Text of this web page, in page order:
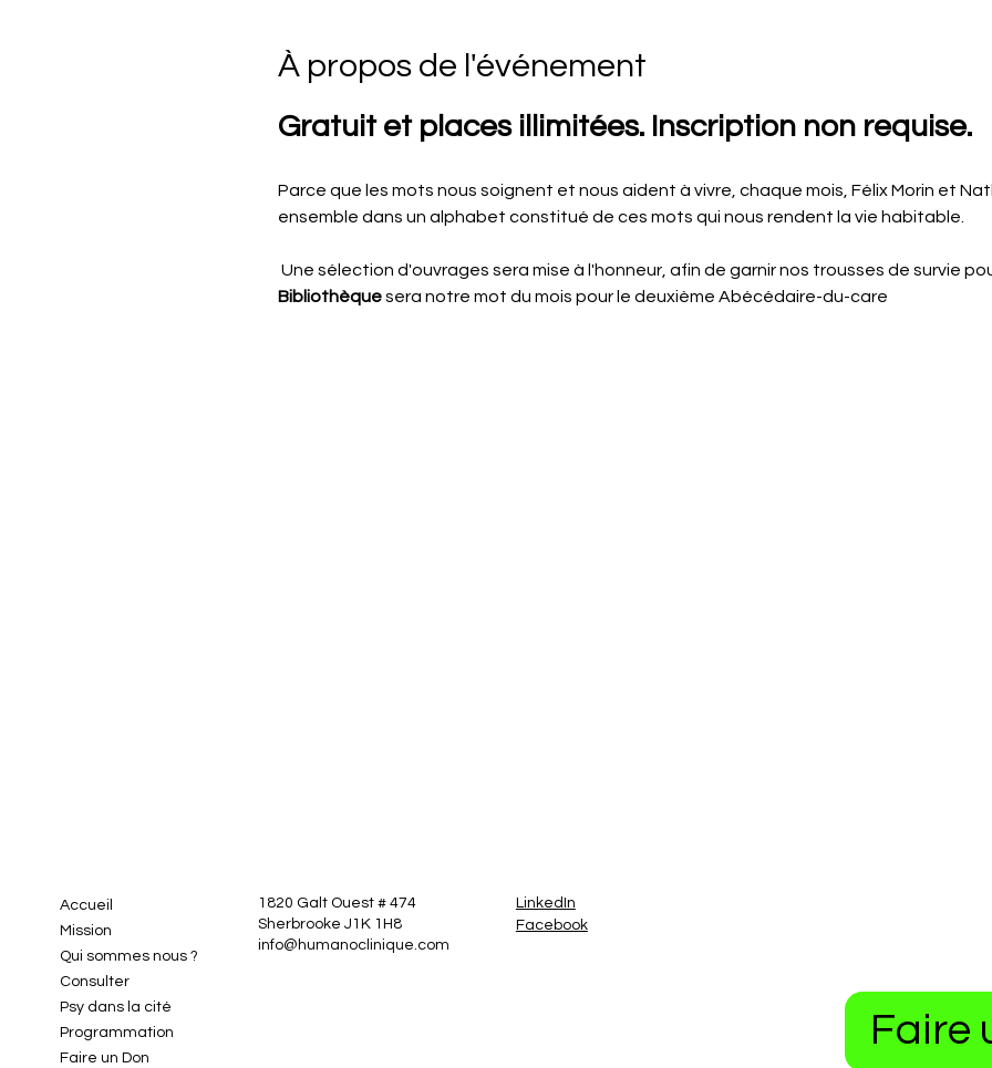
À propos de l'événement
Gratuit et places illimitées. Inscription non requise.
Parce que les mots nous soignent et nous aident à vivre, chaque mois, Félix Morin et
ensemble dans un alphabet constitué de ces mots qui nous rendent la vie habitable.
Une sélection d'ouvrages sera mise à l'honneur, afin de garnir nos trousses de survie
Bibliothèque sera notre mot du mois pour le deuxième Abécédaire-du-care
Accueil
Mission
Qui sommes nous ?
Consulter
Psy dans la cité
Programmation
Faire un Don
1820 Galt Ouest # 474
Sherbrooke J1K 1H8
info@humanoclinique.com
LinkedIn
Facebook
Faire